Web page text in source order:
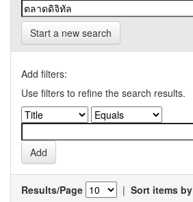
Start a new search
Add filters:
Use filters to refine the search results.
Results/Page | Sort items by